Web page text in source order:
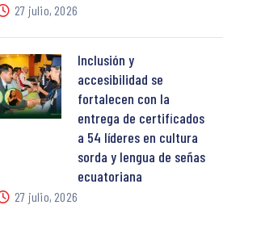
27 julio, 2026
Inclusión y
accesibilidad se
fortalecen con la
entrega de certificados
a 54 líderes en cultura
sorda y lengua de señas
ecuatoriana
27 julio, 2026